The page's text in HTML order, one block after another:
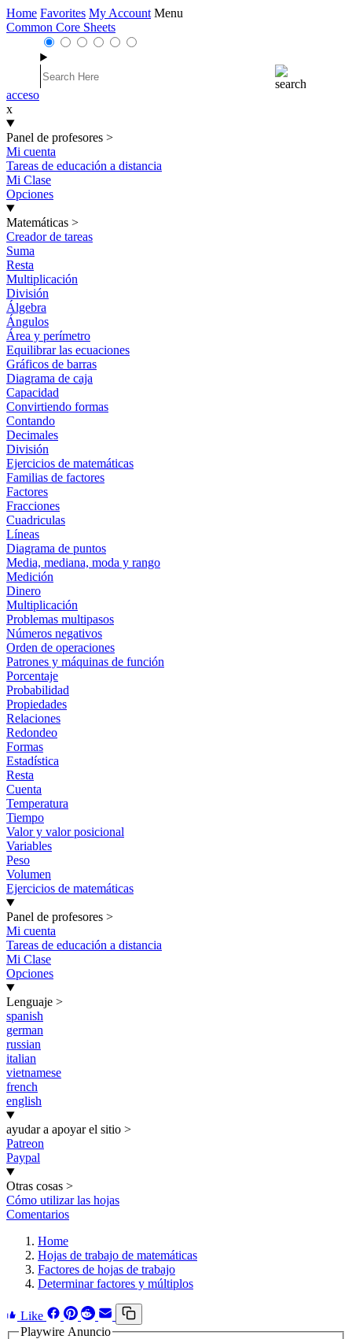
Home Favorites My Account Menu
Common Core Sheets
acceso
x
Panel de profesores >
Mi cuenta
Tareas de educación a distancia
Mi Clase
Opciones
Matemáticas >
Creador de tareas
Suma
Resta
Multiplicación
División
Álgebra
Ángulos
Área y perímetro
Equilibrar las ecuaciones
Gráficos de barras
Diagrama de caja
Capacidad
Convirtiendo formas
Contando
Decimales
División
Ejercicios de matemáticas
Familias de factores
Factores
Fracciones
Cuadriculas
Líneas
Diagrama de puntos
Media, mediana, moda y rango
Medición
Dinero
Multiplicación
Problemas multipasos
Números negativos
Orden de operaciones
Patrones y máquinas de función
Porcentaje
Probabilidad
Propiedades
Relaciones
Redondeo
Formas
Estadística
Resta
Cuenta
Temperatura
Tiempo
Valor y valor posicional
Variables
Peso
Volumen
Ejercicios de matemáticas
Panel de profesores >
Mi cuenta
Tareas de educación a distancia
Mi Clase
Opciones
Lenguaje >
spanish
german
russian
italian
vietnamese
french
english
ayudar a apoyar el sitio >
Patreon
Paypal
Otras cosas >
Cómo utilizar las hojas
Comentarios
Home
Hojas de trabajo de matemáticas
Factores de hojas de trabajo
Determinar factores y múltiplos
Like
Playwire Anuncio